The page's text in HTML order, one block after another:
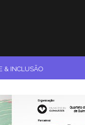
& INCLUSÃO